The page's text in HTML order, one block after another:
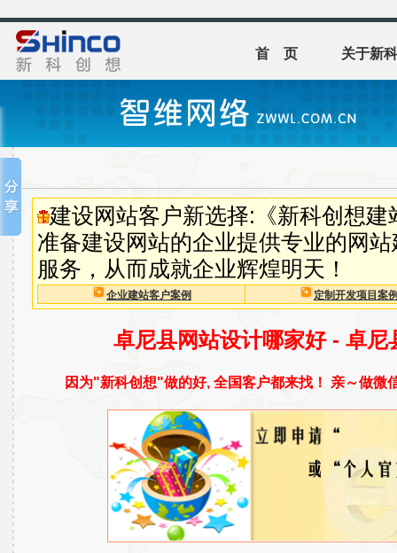
首 页 关于新
建设网站客户新选择:《新科创想
准备建设网站的企业提供专业的网
服务，从而成就企业辉煌明天！
企业建站客户案例 定制开发项目案
卓尼县网站设计哪家好 - 卓尼
因为"新科创想"做的好, 全国客户都来找！ 亲～做微